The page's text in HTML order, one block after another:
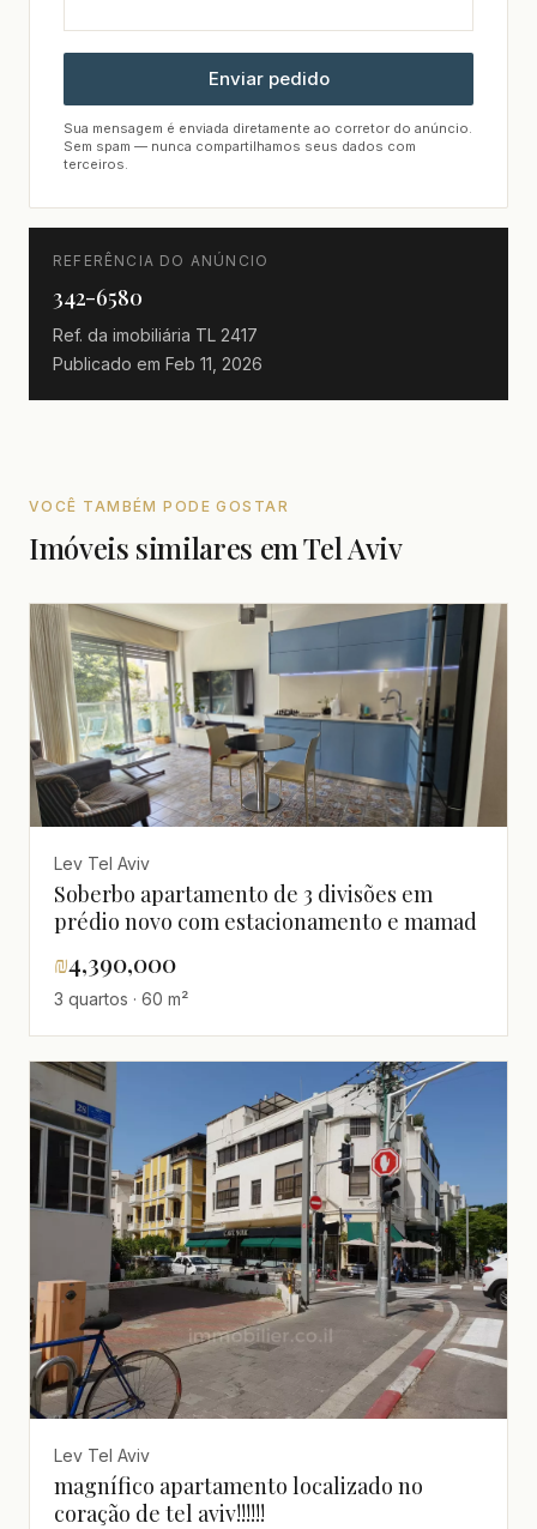
Enviar pedido
Sua mensagem é enviada diretamente ao corretor do anúncio.
Sem spam — nunca compartilhamos seus dados com
terceiros.
REFERÊNCIA DO ANÚNCIO
342-6580
Ref. da imobiliária TL 2417
Publicado em Feb 11, 2026
VOCÊ TAMBÉM PODE GOSTAR
Imóveis similares em Tel Aviv
Lev Tel Aviv
Soberbo apartamento de 3 divisões em
prédio novo com estacionamento e mamad
₪4,390,000
3 quartos · 60 m²
Lev Tel Aviv
magnífico apartamento localizado no
coração de tel aviv!!!!!!